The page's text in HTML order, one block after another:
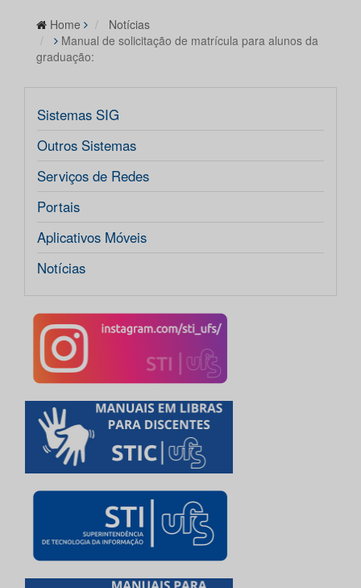
Home
Notícias
Manual de solicitação de matrícula para alunos da
graduação:
Sistemas SIG
Outros Sistemas
Serviços de Redes
Portais
Aplicativos Móveis
Notícias